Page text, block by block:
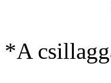
*A